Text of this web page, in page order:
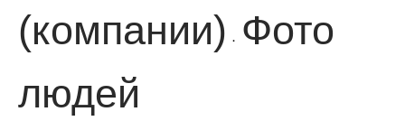
(компании)
·
Фото
людей